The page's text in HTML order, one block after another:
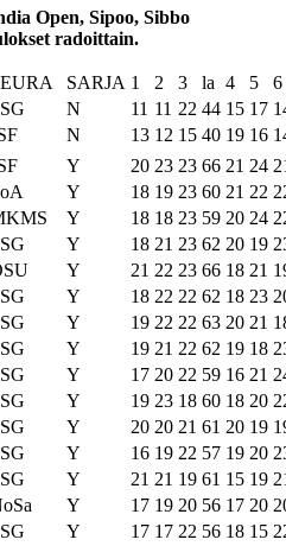
Open, Sipoo, Sibbo
radoittain.
SARJA 1 2 3 la 4 5
6
N 11 11 22 44 15 17
N 13 12 15 40 19 16
Y 20 23 23 66 21 24
Y 18 19 23 60 21 22
Y 18 18 23 59 20 24
Y 18 21 23 62 20 19
Y 21 22 23 66 18 21
Y 18 22 22 62 18 23
Y 19 22 22 63 20 21
Y 19 21 22 62 19 18
Y 17 20 22 59 16 21
Y 19 23 18 60 18 20
Y 20 20 21 61 20 19
Y 16 19 22 57 19 20
Y 21 21 19 61 15 19
Y 17 19 20 56 17 20
Y 17 17 22 56 18 15